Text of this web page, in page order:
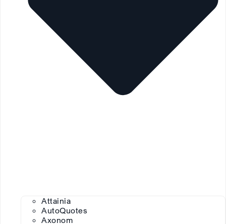
Attainia
AutoQuotes
Axonom